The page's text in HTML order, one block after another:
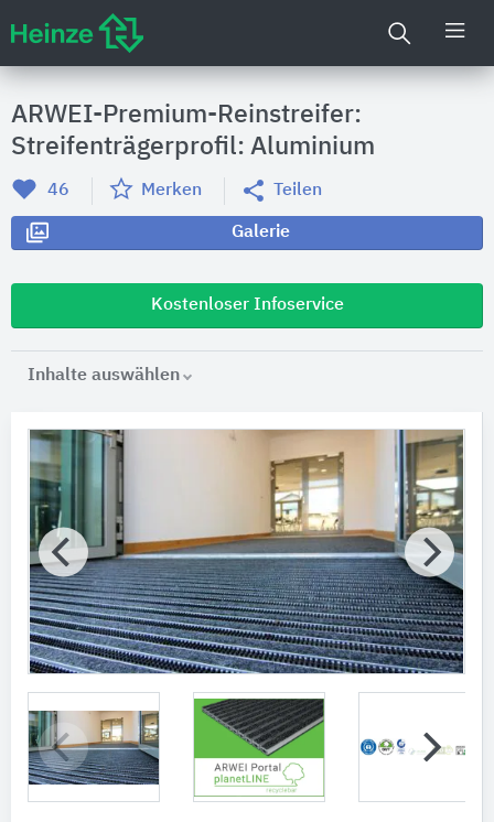
ARWEI-Premium-Reinstreifer:
Streifenträgerprofil: Aluminium
46 Merken Teilen
Galerie
Kostenloser Infoservice
Inhalte auswählen